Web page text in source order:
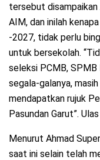
tersebut
AIM, dan inilah
-2027, tidak perlu
untuk bersekolah.
seleksi PCMB, SPMB
segala-galanya,
mendapatkan rujuk
Pasundan Garut”.
Menurut Ahmad
saat ini selain telah